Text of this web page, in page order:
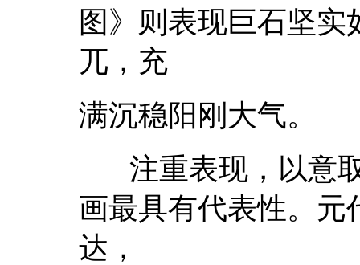
图》则表现巨石坚
兀，充
满沉稳阳刚大气。
注重表现，以意取
画最具有代表性。元
达，